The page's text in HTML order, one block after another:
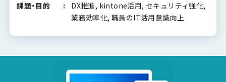
課題・目的
DX推進, kintone活用, セキュリティ強化,
業務効率化, 職員のIT活用意識向上